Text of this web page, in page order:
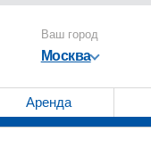
Ваш город
Москва
Аренда